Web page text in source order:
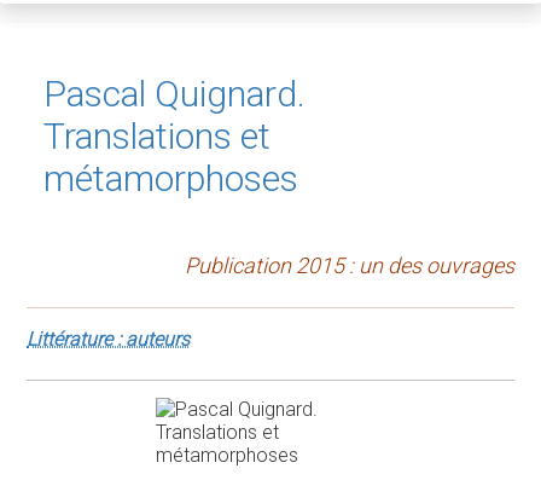
Pascal Quignard.
Translations et
métamorphoses
Publication 2015 : un des ouvrages
Littérature : auteurs